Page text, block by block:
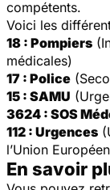
compétents.
Voici les
18 : Pompiers
médicales)
17 : Police
15 : SAMU
3624 : SOS
112 : Urgences
l’Union
En savoir